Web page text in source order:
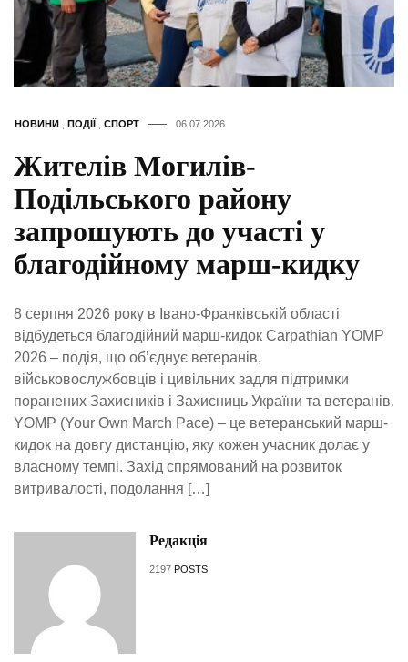
НОВИНИ ПОДІЇ СПОРТ 06.07.2026
Жителів Могилів-
Подільського району
запрошують до участі у
благодійному марш-кидку
8 серпня 2026 року в Івано-Франківській області
відбудеться благодійний марш-кидок Carpathian YOMP
2026 – подія, що об’єднує ветеранів,
військовослужбовців і цивільних задля підтримки
поранених Захисників і Захисниць України та ветеранів.
YOMP (Your Own March Pace) – це ветеранський марш-
кидок на довгу дистанцію, яку кожен учасник долає у
власному темпі. Захід спрямований на розвиток
витривалості, подолання […]
Редакція
2197 POSTS